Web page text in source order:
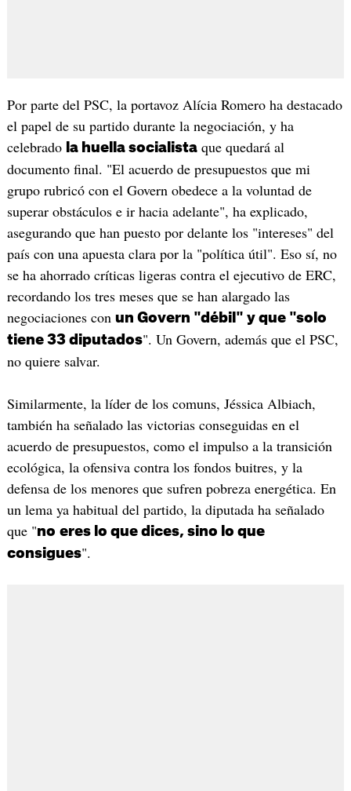
Por parte del PSC, la portavoz Alícia Romero ha destacado
el papel de su partido durante la negociación, y ha
celebrado la huella socialistaque quedará al
documento final. "El acuerdo de presupuestos que mi
grupo rubricó con el Govern obedece a la voluntad de
superar obstáculos e ir hacia adelante", ha explicado,
asegurando que han puesto por delante los "intereses" del
país con una apuesta clara por la "política útil". Eso sí, no
se ha ahorrado críticas ligeras contra el ejecutivo de ERC,
recordando los tres meses que se han alargado las
negociaciones con un Govern "débil" y que "solo
tiene 33 diputados". Un Govern, además que el PSC,
no quiere salvar.
Similarmente, la líder de los comuns, Jéssica Albiach,
también ha señalado las victorias conseguidas en el
acuerdo de presupuestos, como el impulso a la transición
ecológica, la ofensiva contra los fondos buitres, y la
defensa de los menores que sufren pobreza energética. En
un lema ya habitual del partido, la diputada ha señalado
que "no eres lo que dices, sino lo que
consigues".